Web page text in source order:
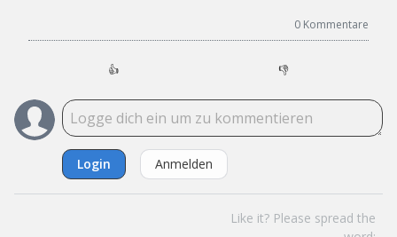
0 Kommentare
👍 👎
Login Anmelden
Like it? Please spread the